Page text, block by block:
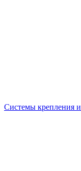
Системы крепления